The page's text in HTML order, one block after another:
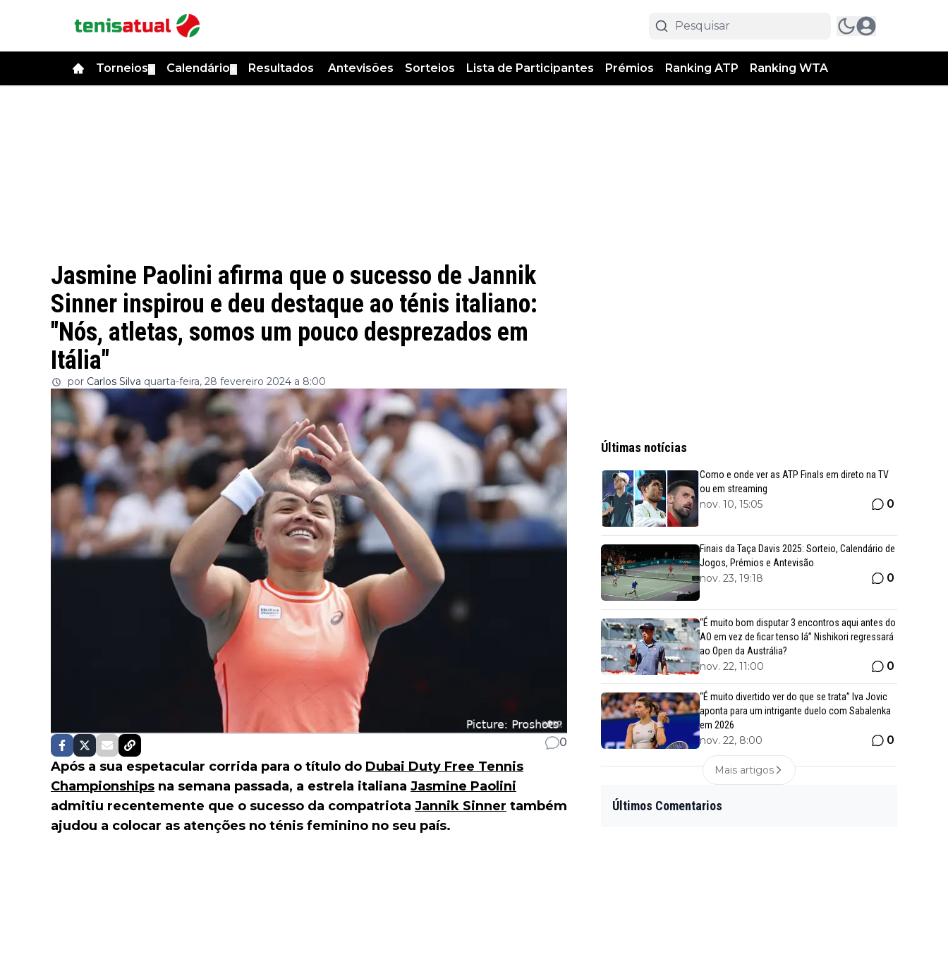
Torneios Calendário Resultados Antevisões Sorteios Lista de Participantes Prémios Ranking ATP Ranking WTA
Jasmine Paolini afirma que o sucesso de Jannik
Sinner inspirou e deu destaque ao ténis italiano:
"Nós, atletas, somos um pouco desprezados em
Itália"
por Carlos Silva quarta-feira, 28 fevereiro 2024 a 8:00
0
Após a sua espetacular corrida para o título do Dubai Duty Free Tennis
Championships na semana passada, a estrela italiana Jasmine Paolini
admitiu recentemente que o sucesso da compatriota Jannik Sinner também
ajudou a colocar as atenções no ténis feminino no seu país.
Últimas notícias
Como e onde ver as ATP Finals em direto na TV
ou em streaming
nov. 10, 15:05 0
Finais da Taça Davis 2025: Sorteio, Calendário de
Jogos, Prémios e Antevisão
nov. 23, 19:18 0
“É muito bom disputar 3 encontros aqui antes do
AO em vez de ficar tenso lá” Nishikori regressará
ao Open da Austrália?
nov. 22, 11:00 0
“É muito divertido ver do que se trata” Iva Jovic
aponta para um intrigante duelo com Sabalenka
em 2026
nov. 22, 8:00 0
Mais artigos
Últimos Comentarios